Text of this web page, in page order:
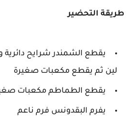
طريقة التحضير
يقطع الشمندر شرايح
لين ثم يقطع مكعبات صغيرة
يقطع الطماطم مكعبات
يفرم البقدونس فرم ناعم